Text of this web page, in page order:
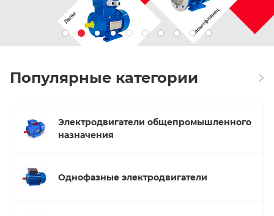
Популярные категории
Электродвигатели общепромышленного
назначения
Однофазные электродвигатели